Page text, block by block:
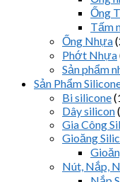
Ống
Tấm
Ống Nhựa
Phớt Nhựa
Sản phẩm
Sản Phẩm
Bi silicone
Dây silicon
Gia Công
Gioăng
Nút, Nắp,